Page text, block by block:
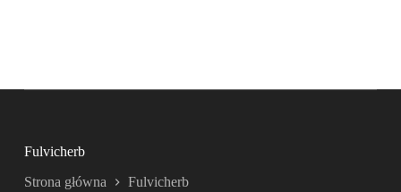
Fulvicherb
Strona główna Fulvicherb